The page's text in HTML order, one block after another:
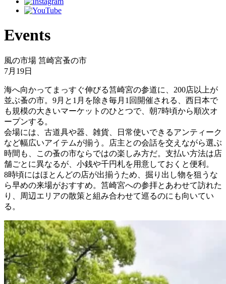
Events
風の市場 筥崎宮蚤の市
7月19日
海へ向かってまっすぐ伸びる筥崎宮の参道に、200店以上が
並ぶ蚤の市。9月と1月を除き毎月1回開催される、西日本で
も規模の大きいマーケットのひとつで、朝7時頃から順次オ
ープンする。
会場には、古道具や器、雑貨、日常使いできるアンティーク
など幅広いアイテムが揃う。店主との会話を交えながら選ぶ
時間も、この蚤の市ならではの楽しみ方だ。支払い方法は店
舗ごとに異なるが、小銭や千円札を用意しておくと便利。
8時頃にはほとんどの店が出揃うため、掘り出し物を狙うな
ら早めの来場がおすすめ。筥崎宮への参拝とあわせて訪れた
り、周辺エリアの散策と組み合わせて巡るのにも向いてい
る。